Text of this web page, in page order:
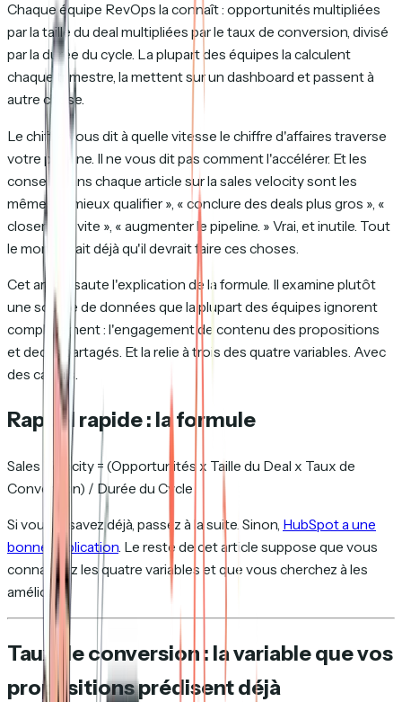
Chaque équipe RevOps la connaît : opportunités multipliées
par la taille du deal multipliées par le taux de conversion, divisé
par la durée du cycle. La plupart des équipes la calculent
chaque trimestre, la mettent sur un dashboard et passent à
autre chose.
Le chiffre vous dit à quelle vitesse le chiffre d'affaires traverse
votre pipeline. Il ne vous dit pas comment l'accélérer. Et les
conseils dans chaque article sur la sales velocity sont les
mêmes : « mieux qualifier », « conclure des deals plus gros », «
closer plus vite », « augmenter le pipeline. » Vrai, et inutile. Tout
le monde sait déjà qu'il devrait faire ces choses.
Cet article saute l'explication de la formule. Il examine plutôt
une source de données que la plupart des équipes ignorent
complètement : l'engagement de contenu des propositions
et decks partagés. Et la relie à trois des quatre variables. Avec
des calculs.
Rappel rapide : la formule
Sales Velocity = (Opportunités x Taille du Deal x Taux de
Conversion) / Durée du Cycle
Si vous le savez déjà, passez à la suite. Sinon, HubSpot a une
bonne explication. Le reste de cet article suppose que vous
connaissez les quatre variables et que vous cherchez à les
améliorer.
Taux de conversion : la variable que vos
propositions prédisent déjà